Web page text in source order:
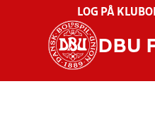
LOG PÅ
DBU